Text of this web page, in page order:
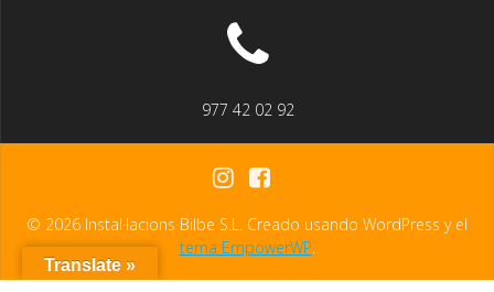
977 42 02 92
© 2026 Instal·lacions Bilbe S.L. Creado usando WordPress y el
tema EmpowerWP.
Translate »